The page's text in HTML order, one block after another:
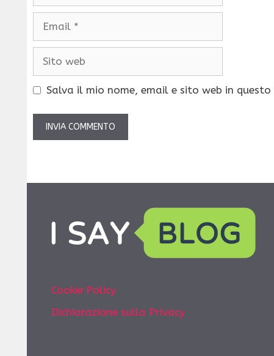
Salva il mio nome, email e sito web in
Cookie Policy
Dichiarazione sulla Privacy